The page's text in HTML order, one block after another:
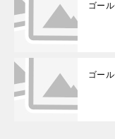
ゴー
ゴー